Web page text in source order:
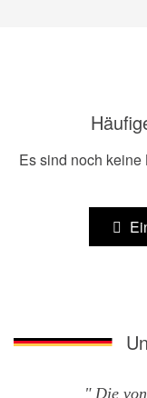
Es sind noch
Die